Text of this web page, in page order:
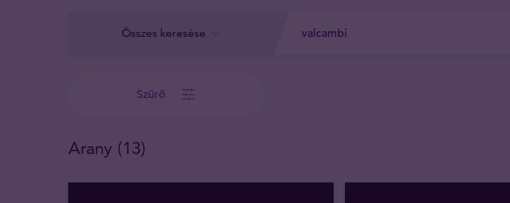
Összes keresése
Szűrő
Arany (13)